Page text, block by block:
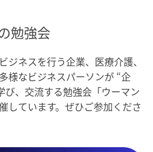
勉強会
ジネスを行う企業、医療介護、
様なビジネスパーソンが “企
び、交流する勉強会「ウーマン
しています。ぜひご参加くださ